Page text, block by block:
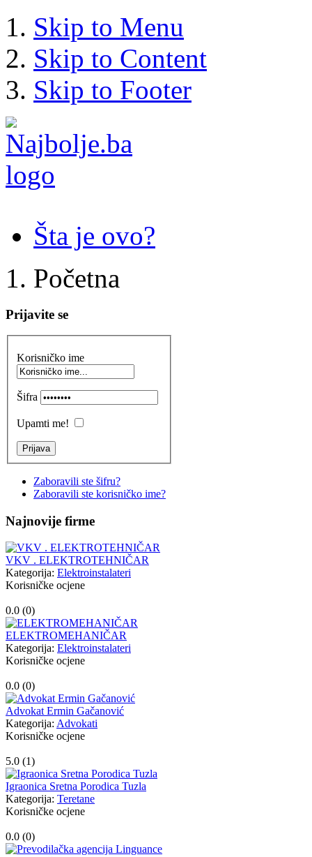
Skip to Menu
Skip to Content
Skip to Footer
Šta je ovo?
Početna
Prijavite se
Korisničko ime
Šifra
Upamti me!
Zaboravili ste šifru?
Zaboravili ste korisničko ime?
Najnovije firme
VKV . ELEKTROTEHNIČAR
Kategorija: Elektroinstalateri
Korisničke ocjene
0.0 (0)
ELEKTROMEHANIČAR
Kategorija: Elektroinstalateri
Korisničke ocjene
0.0 (0)
Advokat Ermin Gačanović
Kategorija: Advokati
Korisničke ocjene
5.0 (1)
Igraonica Sretna Porodica Tuzla
Kategorija: Teretane
Korisničke ocjene
0.0 (0)